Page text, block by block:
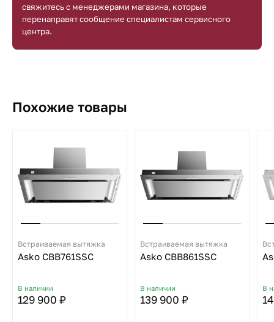
свяжитесь с менеджерами магазина, которые
перенаправят сообщение специалистам сервисного
центра.
Похожие товары
Встраиваемая вытяжка
Asko CBB761SSC
В наличии
129 900 ₽
Встраиваемая вытяжка
Asko CBB861SSC
В наличии
139 900 ₽
В